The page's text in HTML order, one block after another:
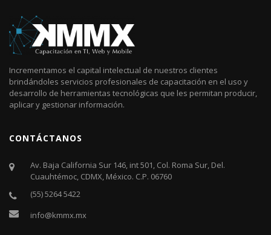
Incrementamos el capital intelectual de nuestros clientes
brindándoles servicios profesionales de capacitación en el uso y
desarrollo de herramientas tecnológicas que les permitan producir,
aplicar y gestionar información.
CONTÁCTANOS
Av. Baja California Sur 146, int 501, Col. Roma Sur, Del.
Cuauhtémoc, CDMX, México. C.P. 06760​
(55) 5264 5422
info@kmmx.mx